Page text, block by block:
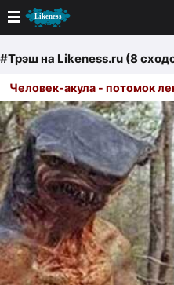
Новые
Лучшие
Голосование
Кандидаты
Случайное сходство 👍
Создать сходство
#Трэш на Likeness.ru (8
Человек-акула - потомок